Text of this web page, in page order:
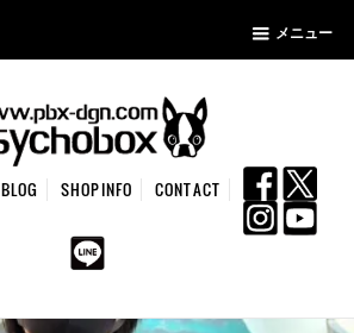
メニュー
BLOG SHOPINFO CONTACT